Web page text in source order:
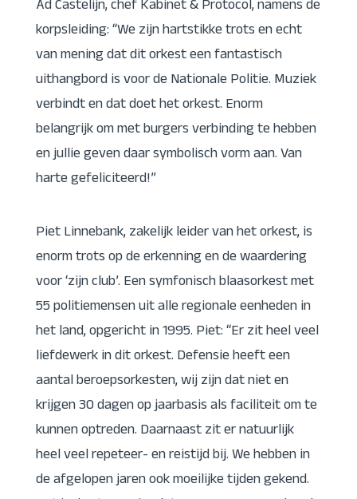
Ad Castelijn, chef Kabinet & Protocol, namens de
korpsleiding: “We zijn hartstikke trots en echt
van mening dat dit orkest een fantastisch
uithangbord is voor de Nationale Politie. Muziek
verbindt en dat doet het orkest. Enorm
belangrijk om met burgers verbinding te hebben
en jullie geven daar symbolisch vorm aan. Van
harte gefeliciteerd!”
Piet Linnebank, zakelijk leider van het orkest, is
enorm trots op de erkenning en de waardering
voor ‘zijn club’. Een symfonisch blaasorkest met
55 politiemensen uit alle regionale eenheden in
het land, opgericht in 1995. Piet: “Er zit heel veel
liefdewerk in dit orkest. Defensie heeft een
aantal beroepsorkesten, wij zijn dat niet en
krijgen 30 dagen op jaarbasis als faciliteit om te
kunnen optreden. Daarnaast zit er natuurlijk
heel veel repeteer- en reistijd bij. We hebben in
de afgelopen jaren ook moeilijke tijden gekend.